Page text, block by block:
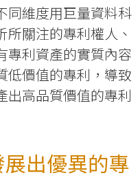
同維度用巨量資料科
關注的專利權人、
專利資產的實質內容
低價值的專利，導致
出高品質價值的專利
出優異的專